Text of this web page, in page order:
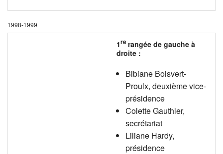
1998-1999
1re rangée de gauche à
droite :
Bibiane Boisvert-
Proulx, deuxième vice-
présidence
Colette Gauthier,
secrétariat
Liliane Hardy,
présidence